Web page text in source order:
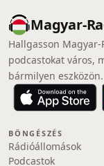
Magyar-
Hallgasson
podcastokat város,
bármilyen eszközön.
BÖNGÉSZÉS
Rádióállomások
Podcastok